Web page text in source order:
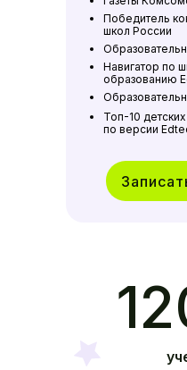
Топ-10
по версии
Навигатор по
образованию
Победитель
школ России